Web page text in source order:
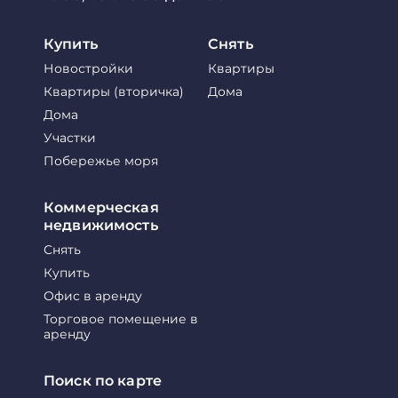
Купить
Новостройки
Квартиры (вторичка)
Дома
Участки
Побережье моря
Снять
Квартиры
Дома
Коммерческая
недвижимость
Снять
Купить
Офис в аренду
Торговое помещение в
аренду
Поиск по карте